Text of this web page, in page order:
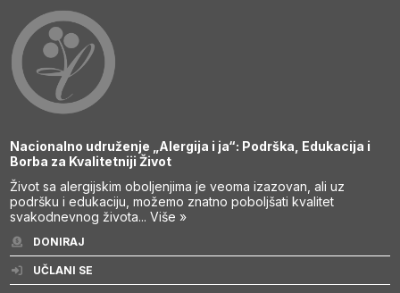
Nacionalno udruženje „Alergija i ja“: Podrška, Edukacija i
Borba za Kvalitetniji Život
Život sa alergijskim oboljenjima je veoma izazovan, ali uz
podršku i edukaciju, možemo znatno poboljšati kvalitet
svakodnevnog života...Više »
DONIRAJ
UČLANI SE